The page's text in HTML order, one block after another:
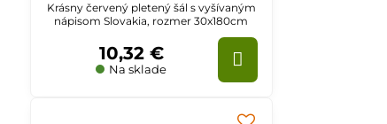
Krásny červený pletený šál s vyšívaným
nápisom Slovakia, rozmer 30x180cm
Na sklade
10,32 €